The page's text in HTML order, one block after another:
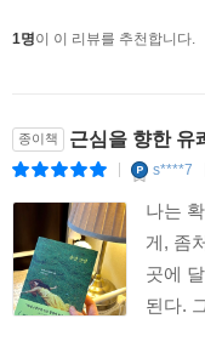
치 있고, 가볍지만 결
자는 영웅도, 유명인도
이고 다시 읽을 수 있는
혼에 바르는 연고 같은
식이 너무도 유머러스하
1명이 이 리뷰를 추천합니다.
종이책 근심을 향한 유
s****7
나는
게, 좀
곳에
된다.